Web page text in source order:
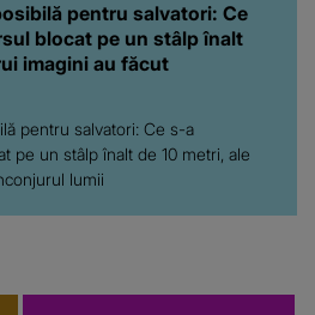
pentru salvatori: Ce
blocat pe un stâlp înalt
imagini au făcut
pentru salvatori: Ce s-a
pe un stâlp înalt de 10 metri, ale
lumii